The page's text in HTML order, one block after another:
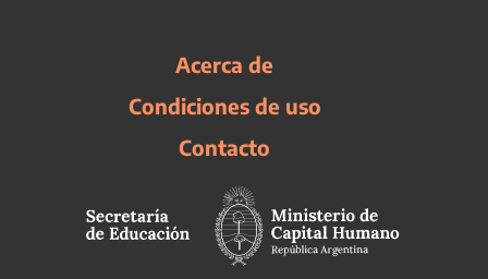
Acerca de
Condiciones de uso
Contacto